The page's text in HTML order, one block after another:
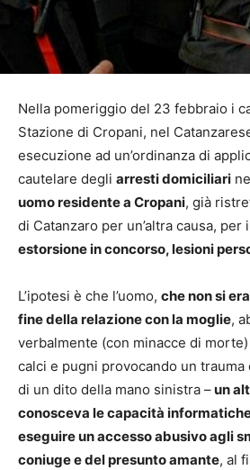
Nella pomeriggio del 23 febbraio i
Stazione di Cropani, nel
esecuzione ad un’ordinanza di
cautelare degli arresti domiciliari
uomo residente a Cropani, già
di Catanzaro per un’altra causa, per
estorsione in concorso, lesioni
L’ipotesi è che l’uomo, che non si
fine della relazione con la moglie,
verbalmente (con minacce di
calci e pugni provocando un
di un dito della mano sinistra –un
conosceva le capacità
eseguire un accesso abusivo agli
coniuge e del presunto amante, al